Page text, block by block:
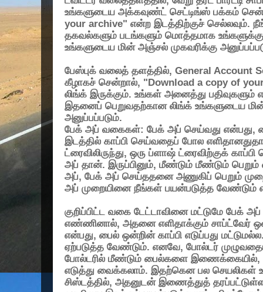
உங்களுடைய அக்கவுண்ட் செட்டிங்ஸ் பக்கம்
your archive" என்ற இடத்திற்குச் செல்லவும்.
தகவல்களும் படங்களும் மொத்தமாக
உங்களுடைய மின் அஞ்சல் முகவரிக்கு
பேஸ்புக் வலைத் தளத்தில், General Account
கீழாகச் சென்றால், "Download a copy of
லிங்க் இருக்கும். உங்கள் அனைத்து பதிவுகளும்
இதனைப் பெறுவதற்கான லிங்க் உங்களுடைய
அனுப்பப்படும்.
பேக் அப் வகைகள்: பேக் அப் செய்வது என்பது,
இடத்தில் காப்பி செய்வதைப் போல
ட்ரைவிலிருந்து, ஒரு ப்ளாஷ் ட்ரைவிற்குக்
அப் தான். இருப்பினும், மீண்டும் மீண்டும் பெறும்
அப், பேக் அப் செய்ததனை அணுகிப் பெறும்
அப் முறையினை நீங்கள் பயன்படுத்த வேண்டும்
குறிப்பிட்ட வகை டேட்டாவினை மட்டுமே பேக்
எண்ணினால், அதனை எளிதாக்கும் சாப்ட்வேர்
என்பது, பைல் ஒன்றின் காப்பி எடுப்பது
ஏற்படுத்த வேண்டும். எனவே, போல்டர்
போல்டரில் மீண்டும் பைல்களை இணைக்கையில்,
எடுத்து வைக்கலாம். இதற்கென பல
சிஸ்டத்தில், அதனுடன் இணைத்துத்